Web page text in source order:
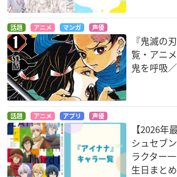
ZETMAN(ゼットマ
早見
夏色キセキ
話題 アニメ マンガ 声優
『鬼滅の
覧・アニ
鬼を呼吸
話題 アニメ アプリ 声優
【2026年
シュセブ
ラクター
生日まと